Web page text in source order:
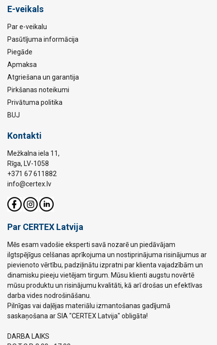
E-veikals
Par e-veikalu
Pasūtījuma informācija
Piegāde
Apmaksa
Atgriešana un garantija
Pirkšanas noteikumi
Privātuma politika
BUJ
Kontakti
Mežkalna iela 11,
Rīga, LV-1058
+371 67 611882
info@certex.lv
Par CERTEX Latvija
Mēs esam vadošie eksperti savā nozarē un piedāvājam
ilgtspējīgus celšanas aprīkojuma un nostiprinājuma risinājumus ar
pievienoto vērtību, padziļinātu izpratni par klienta vajadzībām un
dinamisku pieeju vietējam tirgum. Mūsu klienti augstu novērtē
mūsu produktu un risinājumu kvalitāti, kā arī drošas un efektīvas
darba vides nodrošināšanu.
Pilnīgas vai daļējas materiālu izmantošanas gadījumā
saskaņošana ar SIA "CERTEX Latvija" obligāta!
DARBA LAIKS